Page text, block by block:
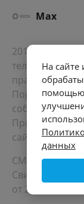
Max
2012-2026 ©
телевидение
права
Портал Санкт-
событиях,
При
сайт
СМИ
от 22.05.2018
На сайте
помощью
данных